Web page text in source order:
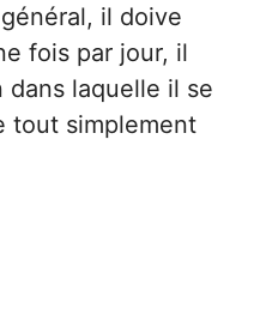
il doive
fois par jour, il
laquelle il se
tout simplement